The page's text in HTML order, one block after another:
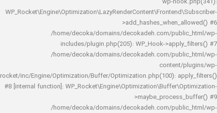
/home/decoka/domains/decokadeh.com/
includes/plugin.php(205): WP_Hook-
/home/decoka/domains/decokadeh.com/
rocket/inc/Engine/Optimization/Buffer/Optimization.php(100):
#8 [internal function]:
/home/decoka/domains/decokadeh.com/